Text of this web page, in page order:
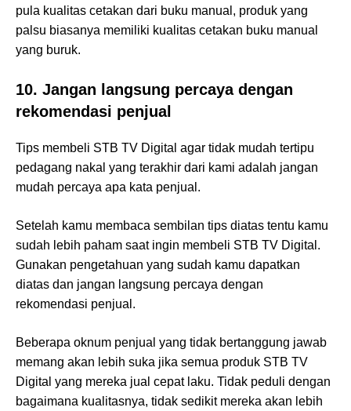
pula kualitas cetakan dari buku manual, produk yang
palsu biasanya memiliki kualitas cetakan buku manual
yang buruk.
10. Jangan langsung percaya dengan
rekomendasi penjual
Tips membeli STB TV Digital agar tidak mudah tertipu
pedagang nakal yang terakhir dari kami adalah jangan
mudah percaya apa kata penjual.
Setelah kamu membaca sembilan tips diatas tentu kamu
sudah lebih paham saat ingin membeli STB TV Digital.
Gunakan pengetahuan yang sudah kamu dapatkan
diatas dan jangan langsung percaya dengan
rekomendasi penjual.
Beberapa oknum penjual yang tidak bertanggung jawab
memang akan lebih suka jika semua produk STB TV
Digital yang mereka jual cepat laku. Tidak peduli dengan
bagaimana kualitasnya, tidak sedikit mereka akan lebih